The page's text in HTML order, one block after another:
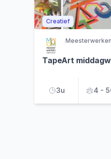
Creatief
TapeArt
3u 4 -